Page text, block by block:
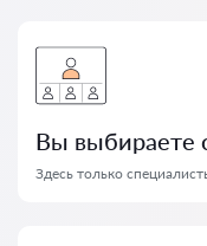
Вы выбираете
Здесь только